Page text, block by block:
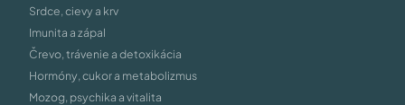
Srdce, cievy a krv
Imunita a zápal
Črevo, trávenie a detoxikácia
Hormóny, cukor a metabolizmus
Mozog, psychika a vitalita